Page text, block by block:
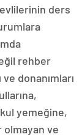
ders
rehber
donanımları
yemeğine,
olmayan ve